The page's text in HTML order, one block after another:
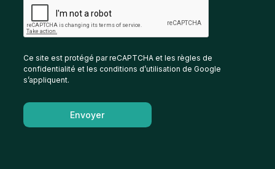
Ce site est protégé par reCAPTCHA et les règles de
confidentialité et les conditions d’utilisation de Google
s’appliquent.
Envoyer